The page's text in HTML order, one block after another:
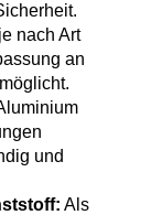
nach Art
an
und
Als